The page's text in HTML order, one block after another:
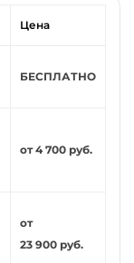
Цена
БЕСПЛАТНО
от 4 700 руб.
от
23 900 руб.